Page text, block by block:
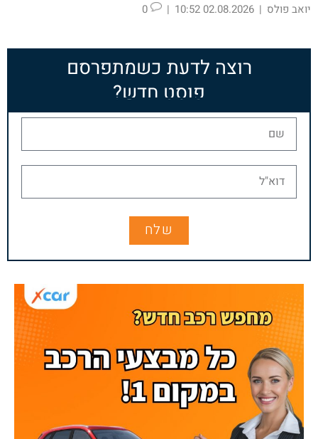
יואב פולס |
02.08.2026 10:52
|
רוצה לדעת כשמתפרסם
פוסט חדש?
שלח